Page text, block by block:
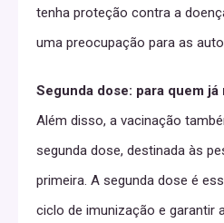
tenha proteção contra a
uma preocupação para as
Segunda dose: para quem
Além disso, a vacinação
segunda dose, destinada às
primeira. A segunda dose é
ciclo de imunização e garantir